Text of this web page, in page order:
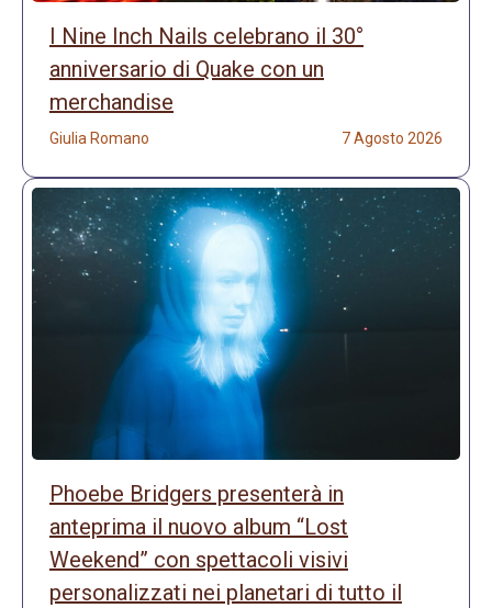
I Nine Inch Nails celebrano il 30°
anniversario di Quake con un
merchandise
Giulia Romano 7 Agosto 2026
Phoebe Bridgers presenterà in
anteprima il nuovo album “Lost
Weekend” con spettacoli visivi
personalizzati nei planetari di tutto il